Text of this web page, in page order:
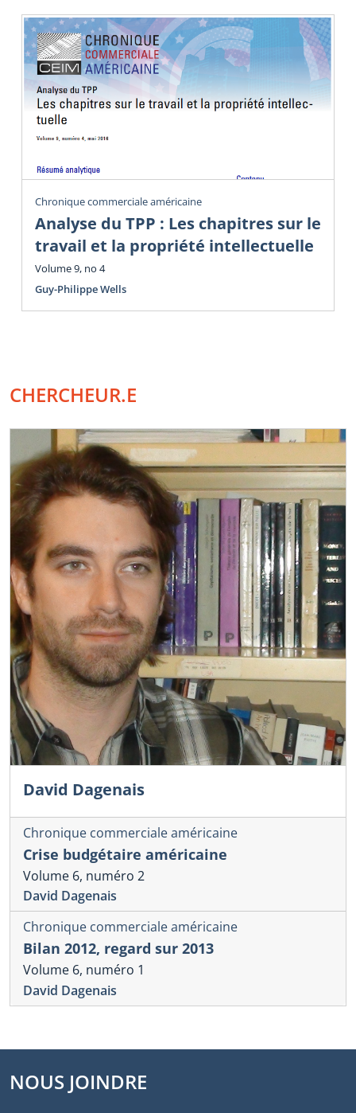
Chronique commerciale américaine
Analyse du TPP : Les chapitres sur le
travail et la propriété intellectuelle
Volume 9, no 4
Guy-Philippe Wells
CHERCHEUR.E
David Dagenais
Chronique commerciale américaine
Crise budgétaire américaine
Volume 6, numéro 2
David Dagenais
Chronique commerciale américaine
Bilan 2012, regard sur 2013
Volume 6, numéro 1
David Dagenais
NOUS JOINDRE